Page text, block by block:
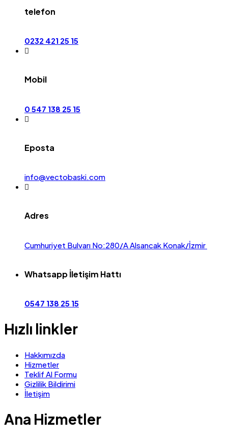
telefon
0232 421 25 15
Mobil
0 547 138 25 15
Eposta
info@vectobaski.com
Adres
Cumhuriyet Bulvarı No:280/A Alsancak Konak/İzmir
Whatsapp İletişim Hattı
0547 138 25 15
Hızlı linkler
Hakkımızda
Hizmetler
Teklif Al Formu
Gizlilik Bildirimi
İletişim
Ana Hizmetler